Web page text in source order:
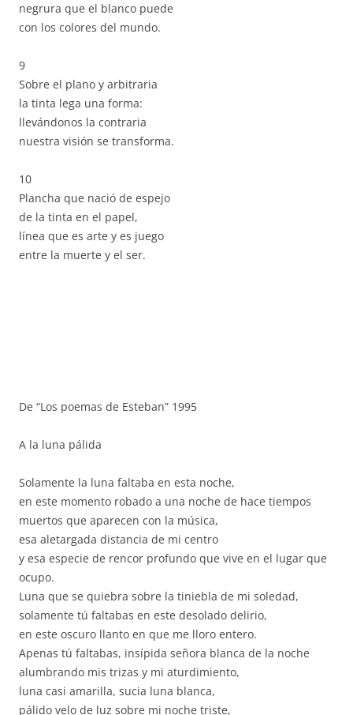
negrura que el blanco puede
con los colores del mundo.
9
Sobre el plano y arbitraria
la tinta lega una forma:
llevándonos la contraria
nuestra visión se transforma.
10
Plancha que nació de espejo
de la tinta en el papel,
línea que es arte y es juego
entre la muerte y el ser.
De “Los poemas de Esteban” 1995
A la luna pálida
Solamente la luna faltaba en esta noche,
en este momento robado a una noche de hace tiempos
muertos que aparecen con la música,
esa aletargada distancia de mi centro
y esa especie de rencor profundo que vive en el lugar que
ocupo.
Luna que se quiebra sobre la tiniebla de mi soledad,
solamente tú faltabas en este desolado delirio,
en este oscuro llanto en que me lloro entero.
Apenas tú faltabas, insípida señora blanca de la noche
alumbrando mis trizas y mi aturdimiento,
luna casi amarilla, sucia luna blanca,
pálido velo de luz sobre mi noche triste,